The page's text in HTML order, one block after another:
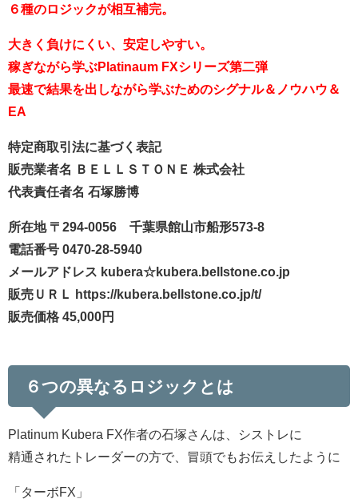
６種のロジックが相互補完。
大きく負けにくい、安定しやすい。
稼ぎながら学ぶPlatinaum FXシリーズ第二弾
最速で結果を出しながら学ぶためのシグナル＆ノウハウ＆
EA
特定商取引法に基づく表記
販売業者名 ＢＥＬＬＳＴＯＮＥ 株式会社
代表責任者名 石塚勝博
所在地 〒294-0056 千葉県館山市船形573-8
電話番号 0470-28-5940
メールアドレス kubera☆kubera.bellstone.co.jp
販売ＵＲＬ https://kubera.bellstone.co.jp/t/
販売価格 45,000円
６つの異なるロジックとは
Platinum Kubera FX作者の石塚さんは、シストレに
精通されたトレーダーの方で、冒頭でもお伝えしたように
「ターボFX」